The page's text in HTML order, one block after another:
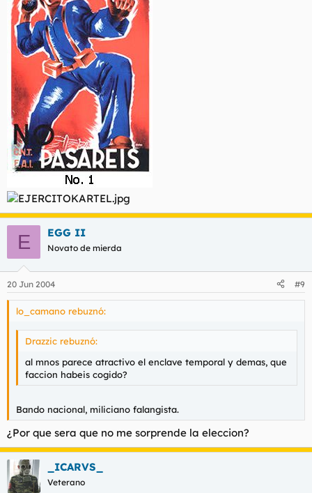
E EGG II
Novato de mierda
20 Jun 2004 #9
lo_camano rebuznó:
Drazzic rebuznó:
al mnos parece atractivo el enclave temporal y demas, que
faccion habeis cogido?
Bando nacional, miliciano falangista.
¿Por que sera que no me sorprende la eleccion?
_ICARVS_
Veterano